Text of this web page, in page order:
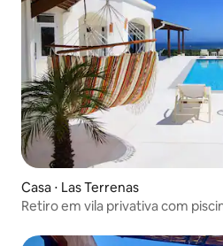
Casa ⋅ Las Terrenas
Retiro em vila privativa com